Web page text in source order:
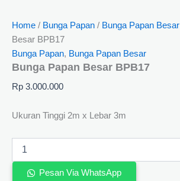
Home / Bunga Papan / Bunga Papan Besar
Besar BPB17
Bunga Papan, Bunga Papan Besar
Bunga Papan Besar BPB17
Rp 3.000.000
Ukuran Tinggi 2m x Lebar 3m
Pesan Via WhatsApp